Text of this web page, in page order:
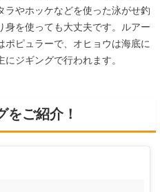
ラやホッケなどを使った泳がせ釣
身を使っても大丈夫です。ルアー
ピュラーで、オヒョウは海底に
ジギングで行われます。
をご紹介！